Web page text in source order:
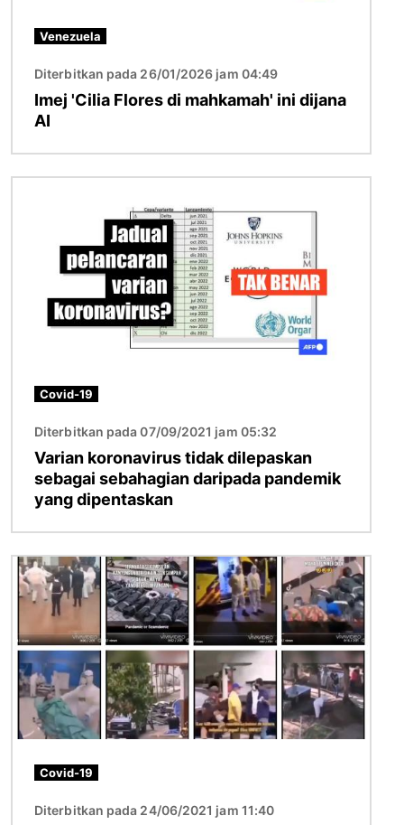
Venezuela
Diterbitkan pada 26/01/2026 jam 04:49
Imej 'Cilia Flores di mahkamah' ini dijana
AI
Covid-19
Diterbitkan pada 07/09/2021 jam 05:32
Varian koronavirus tidak dilepaskan
sebagai sebahagian daripada pandemik
yang dipentaskan
Imej
Covid-19
Diterbitkan pada 24/06/2021 jam 11:40